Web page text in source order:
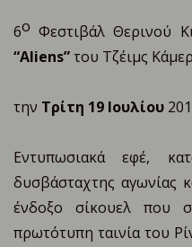
6ο Φεστιβάλ Θερινού
“Aliens”του Τζέιμς
την Τρίτη 19 Ιουλίου
Εντυπωσιακά εφέ,
δυσβάσταχτης αγωνίας
ένδοξο σίκουελ που
πρωτότυπη ταινία του